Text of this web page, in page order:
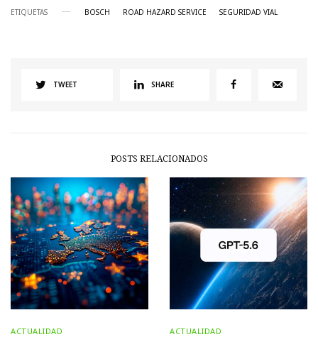
ETIQUETAS BOSCH ROAD HAZARD SERVICE SEGURIDAD VIAL
TWEET SHARE
POSTS RELACIONADOS
ACTUALIDAD ACTUALIDAD